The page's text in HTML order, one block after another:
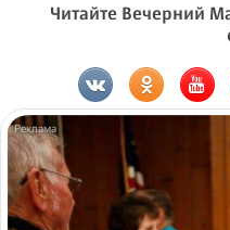
Читайте Вечерний